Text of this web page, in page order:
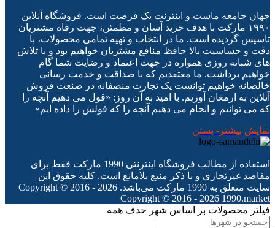
جهان جامعه ماست و اینترنت یک فرصت است. فروشگاه آنلاین
۱۹۹۰ مارکت با هدف خرید آسان و مطمئن، جهت رفاه مشتریان
تاسیس گردیده است. ما در انتخاب و تهیه تمامی محصولات، با
دقت و حساسیت بالا حافظ منافع مشتریان خواهیم بود و با تلاش
های شبانه روزی همواره در جهت اعتماد و رضایت شما گام
خواهیم برداشت. ما معتقدیم که با صداقت و خدمت رسانی
خالصانه خواهیم توانست یک تجارت منصفانه در صنعت فروش
آنلاین به ارمغان آوریم. با امید به آن روز: «قول می دهیم آنچه را
که می توانیم و انجام می دهیم آنچه را که قولش را داده ایم»
نمایش بیشتر - بستن
استفاده از مطالب فروشگاه اینترنتی 1990 مارکت فقط برای
مقاصد غیرتجاری و با ذکر منبع بلامانع است. کلیه حقوق این
سایت متعلق به 1990 مارکت می‌باشد. Copyright © 2016 - 2026
Copyright © 2016 - 2026 1990.market
فیلتر محصولات بر اساس شهر حذف همه